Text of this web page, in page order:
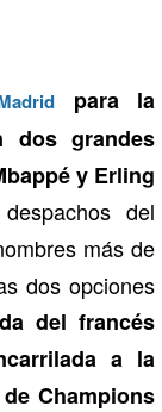
para la
dos grandes
y Erling
del
más de
dos opciones
del francés
a la
Champions